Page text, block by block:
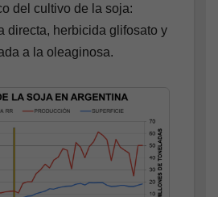
del cultivo de la soja:
directa, herbicida glifosato y
a la oleaginosa.